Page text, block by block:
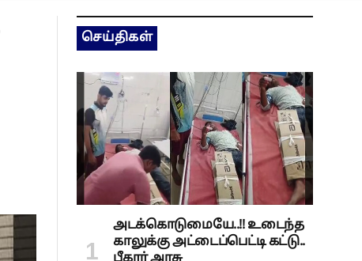
செய்திகள்
அடக்கொடுமையே..!! உடைந்த
காலுக்கு அட்டைப்பெட்டி கட்டு..